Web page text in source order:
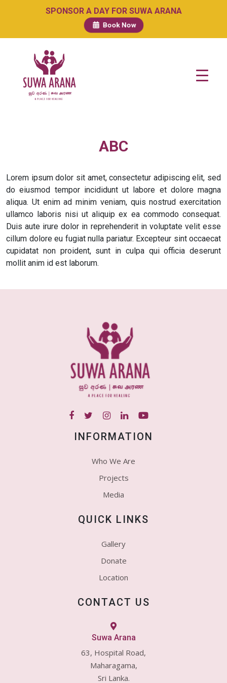
SPONSOR A DAY FOR SUWA ARANA
Book Now
ABC
Lorem ipsum dolor sit amet, consectetur adipiscing elit, sed
do eiusmod tempor incididunt ut labore et dolore magna
aliqua. Ut enim ad minim veniam, quis nostrud exercitation
ullamco laboris nisi ut aliquip ex ea commodo consequat.
Duis aute irure dolor in reprehenderit in voluptate velit esse
cillum dolore eu fugiat nulla pariatur. Excepteur sint occaecat
cupidatat non proident, sunt in culpa qui officia deserunt
mollit anim id est laborum.
INFORMATION
Who We Are
Projects
Media
QUICK LINKS
Gallery
Donate
Location
CONTACT US
Suwa Arana
63, Hospital Road,
Maharagama,
Sri Lanka.